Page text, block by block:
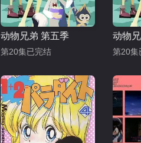
动物兄弟 第五季
第20集已完结 第20集